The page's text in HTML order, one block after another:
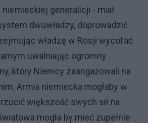
niemieckiej generalicji - miał
dwuwładzy, doprowadzić
władzę w Rosji wycofać
uwalniając ogromny
który Niemcy zaangażowali na
Armia niemiecka mogłaby w
większość swych sił na
mogła by mieć zupełnie